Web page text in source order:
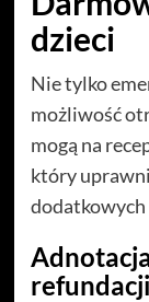
dzieci
Nie tylko
możliwość
mogą na
który
dodatkowych
refundacji